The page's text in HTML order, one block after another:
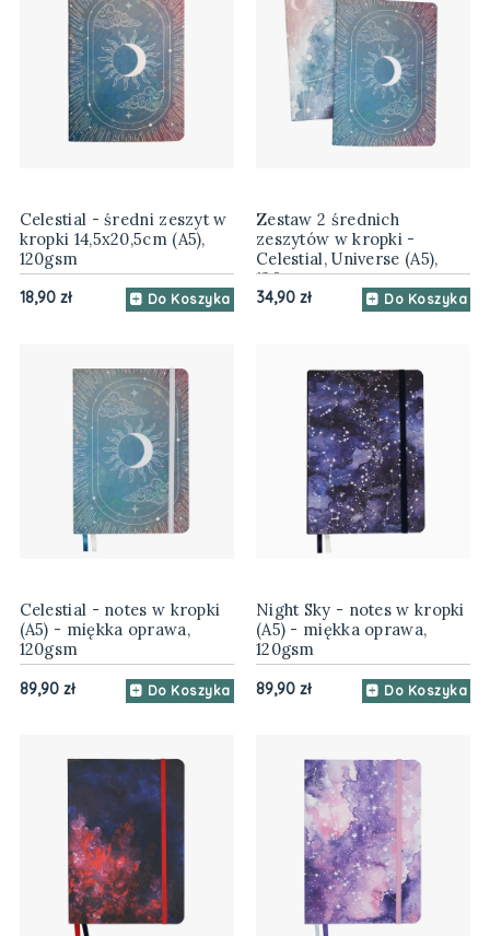
Celestial - średni zeszyt w
kropki 14,5x20,5cm (A5),
120gsm
18,90 zł Do Koszyka
Zestaw 2 średnich
zeszytów w kropki -
Celestial, Universe (A5),
120gsm
34,90 zł Do Koszyka
Celestial - notes w kropki
(A5) - miękka oprawa,
120gsm
89,90 zł Do Koszyka
Night Sky - notes w kropki
(A5) - miękka oprawa,
120gsm
89,90 zł Do Koszyka